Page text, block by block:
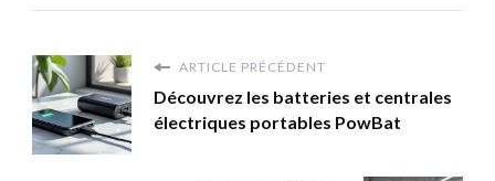
ARTICLE PRÉCÉDENT
Découvrez les batteries et centrales
électriques portables PowBat